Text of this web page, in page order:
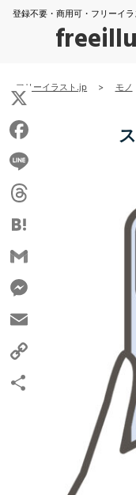
登録不要・商用可・フリーイ
フリーイラスト.jp > モノ
X
Facebook
Line
Threads
Hatena
Gmail
Messenger
Email
Copy